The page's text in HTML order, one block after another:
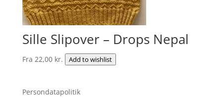
Sille Slipover – Drops Nepal
Fra 22,00 kr. Add to wishlist
Persondatapolitik